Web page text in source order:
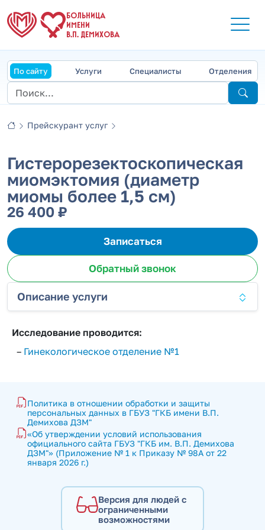
БОЛЬНИЦА
ИМЕНИ
В.П. ДЕМИХОВА
По сайту Услуги Специалисты Отделения
Прейскурант услуг
Гистерорезектоскопическая
миомэктомия (диаметр
миомы более 1,5 см)
26 400 ₽
Записаться
Обратный звонок
Описание услуги
Исследование проводится:
– Гинекологическое отделение №1
Политика в отношении обработки и защиты
персональных данных в ГБУЗ "ГКБ имени В.П.
Демихова ДЗМ"
«Об утверждении условий использования
официального сайта ГБУЗ "ГКБ им. В.П. Демихова
ДЗМ"» (Приложение № 1 к Приказу № 98А от 22
января 2026 г.)
Версия для людей с
ограниченными
возможностями